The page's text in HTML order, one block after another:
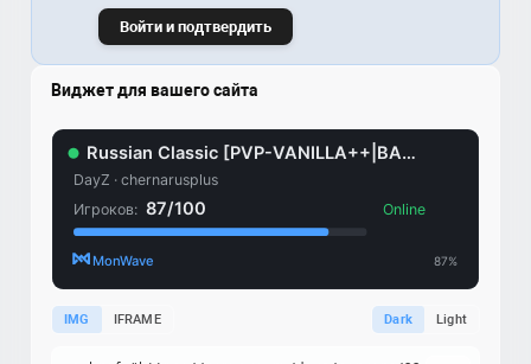
Войти и подтвердить
Виджет для вашего сайта
IMG IFRAME Dark Light